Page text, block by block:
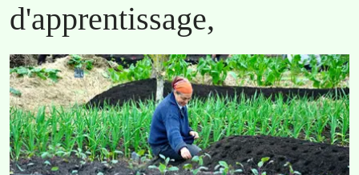
d'apprentissage,